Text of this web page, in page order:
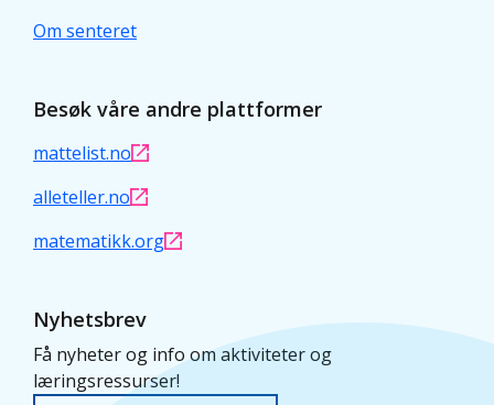
Om senteret
Besøk våre andre plattformer
mattelist.no
alleteller.no
matematikk.org
Nyhetsbrev
Få nyheter og info om aktiviteter og
læringsressurser!